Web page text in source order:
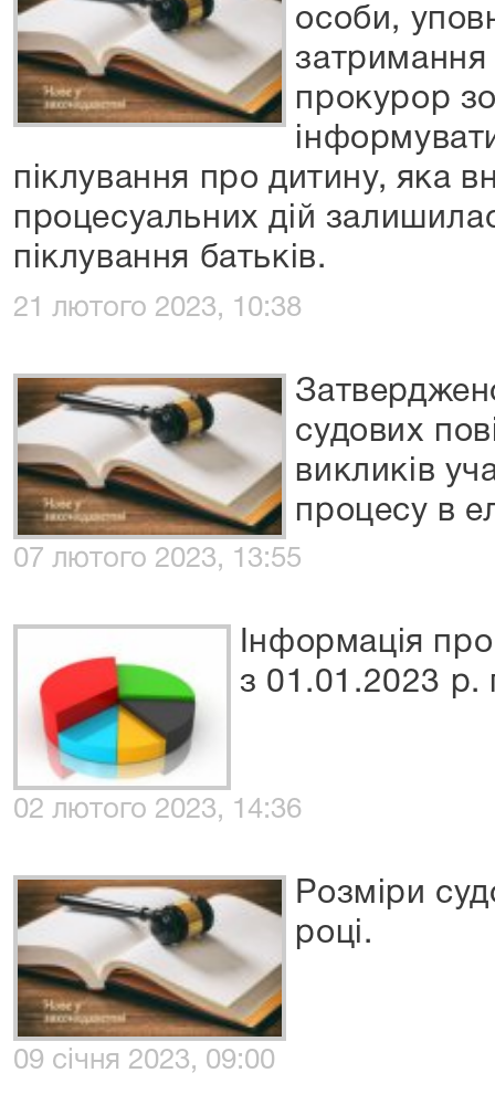
особи,
затримання
прокурор
піклування про дитину, яка
процесуальних дій
піклування батьків.
21 лютого 2023, 10:38
судових
викликів
процесу в
07 лютого 2023, 13:55
Інформація
з 01.01.2023 р.
02 лютого 2023, 14:36
Розміри
році.
09 січня 2023, 09:00